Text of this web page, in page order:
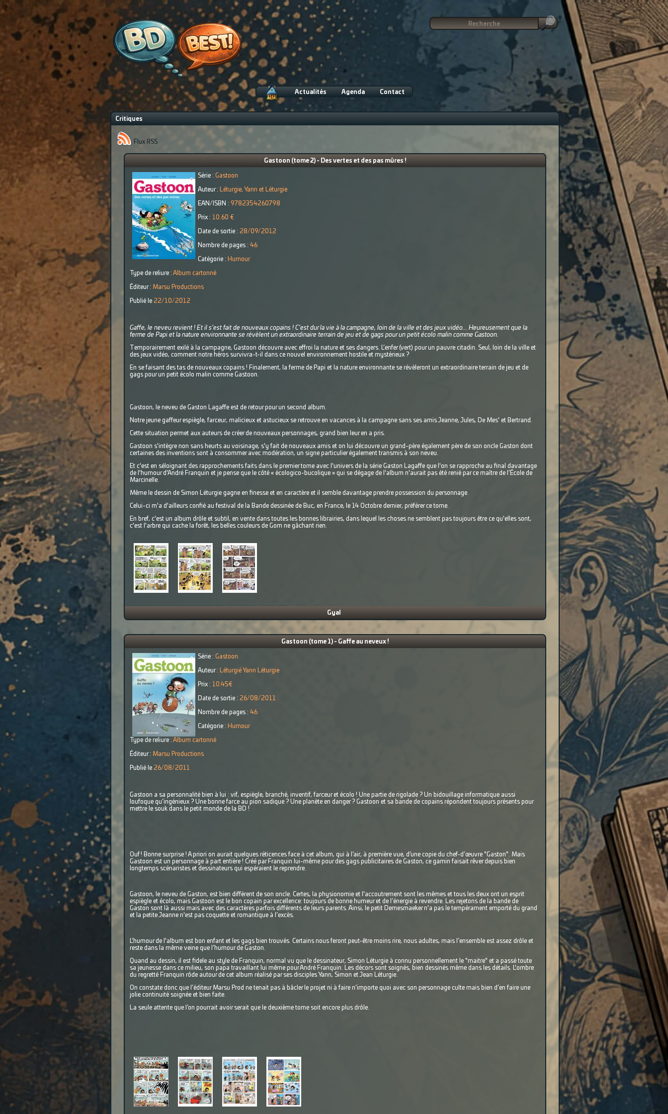
?>
Actualités Agenda Contact
Critiques
Flux RSS
Gastoon (tome 2) - Des vertes et des pas mûres !
Série : Gastoon
Auteur : Léturgie, Yann et Léturgie
EAN/ISBN : 9782354260798
Prix : 10.60 €
Date de sortie : 28/09/2012
Nombre de pages : 46
Catégorie : Humour
Type de reliure : Album cartonné
Éditeur : Marsu Productions
Publié le 22/10/2012
Gaffe, le neveu revient ! Et il s’est fait de nouveaux copains ! C’est dur la vie à la campagne, loin de la ville et des jeux vidéo... Heureusement que la
ferme de Papi et la nature environnante se révèlent un extraordinaire terrain de jeu et de gags pour un petit écolo malin comme Gastoon.
Temporairement exilé à la campagne, Gastoon découvre avec effroi la nature et ses dangers. L’enfer (vert) pour un pauvre citadin. Seul, loin de la ville et
des jeux vidéo, comment notre héros survivra-t-il dans ce nouvel environnement hostile et mystérieux ?
En se faisant des tas de nouveaux copains ! Finalement, la ferme de Papi et la nature environnante se révèleront un extraordinaire terrain de jeu et de
gags pour un petit écolo malin comme Gastoon.
Gastoon, le neveu de Gaston Lagaffe est de retour pour un second album.
Notre jeune gaffeur espiègle, farceur, malicieux et astucieux se retrouve en vacances à la campagne sans ses amis Jeanne, Jules, De Mes' et Bertrand.
Cette situation permet aux auteurs de créer de nouveaux personnages, grand bien leur en a pris.
Gastoon s'intègre non sans heurts au voisinage, s'y fait de nouveaux amis et on lui découvre un grand-père également père de son oncle Gaston dont
certaines des inventions sont à consommer avec modération, un signe particulier également transmis à son neveu.
Et c'est en séloignant des rapprochements faits dans le premier tome avec l'univers de la série Gaston Lagaffe que l'on se rapproche au final davantage
de l'humour d'André Franquin et je pense que le côté « écologico-bucolique » qui se dégage de l'album n'aurait pas été renié par ce maître de l’École de
Marcinelle.
Même le dessin de Simon Léturgie gagne en finesse et en caractère et il semble davantage prendre possession du personnage.
Celui-ci m'a d'ailleurs confié au festival de la Bande dessinée de Buc, en France, le 14 Octobre dernier, préférer ce tome.
En bref, c'est un album drôle et subtil, en vente dans toutes les bonnes librairies, dans lequel les choses ne semblent pas toujours être ce qu'elles sont,
c'est l'arbre qui cache la forêt, les belles couleurs de Gom ne gâchant rien.
Gyal
Gastoon (tome 1) - Gaffe au neveux !
Série : Gastoon
Auteur : Léturgié Yann Léturgie
Prix : 10.45€
Date de sortie : 26/08/2011
Nombre de pages : 46
Catégorie : Humour
Type de reliure : Album cartonné
Éditeur : Marsu Productions
Publié le 26/08/2011
Gastoon a sa personnalité bien à lui : vif, espiègle, branché, inventif, farceur et écolo ! Une partie de rigolade ? Un bidouillage informatique aussi
loufoque qu’ingénieux ? Une bonne farce au pion sadique ? Une planète en danger ? Gastoon et sa bande de copains répondent toujours présents pour
mettre le souk dans le petit monde de la BD !
Ouf ! Bonne surprise ! A priori on aurait quelques réticences face à cet album, qui à l’air, à première vue, d’une copie du chef-d’œuvre "Gaston". Mais
Gastoon est un personnage à part entière ! Créé par Franquin lui-même pour des gags publicitaires de Gaston, ce gamin faisait rêver depuis bien
longtemps scénaristes et dessinateurs qui espéraient le reprendre.
Gastoon, le neveu de Gaston, est bien différent de son oncle. Certes, la physionomie et l'accoutrement sont les mêmes et tous les deux ont un esprit
espiègle et écolo, mais Gastoon est le bon copain par excellence: toujours de bonne humeur et de l’énergie à revendre. Les rejetons de la bande de
Gaston sont là aussi mais avec des caractères parfois différents de leurs parents. Ainsi, le petit Demesmaeker n'a pas le tempérament emporté du grand
et la petite Jeanne n'est pas coquette et romantique à l’excès.
L’humour de l'album est bon enfant et les gags bien trouvés. Certains nous feront peut-être moins rire, nous adultes, mais l’ensemble est assez drôle et
reste dans la même veine que l’humour de Gaston.
Quand au dessin, il est fidele au style de Franquin, normal vu que le dessinateur, Simon Léturgie à connu personnellement le "maitre" et a passé toute
sa jeunesse dans ce milieu, son papa travaillant lui même pour André Franquin. Les décors sont soignés, bien dessinés même dans les détails. L'ombre
du regretté Franquin rôde autour de cet album réalisé par ses disciples Yann, Simon et Jean Léturgie.
On constate donc que l’éditeur Marsu Prod ne tenait pas à bâcler le projet ni à faire n’importe quoi avec son personnage culte mais bien d’en faire une
jolie continuité soignée et bien faite.
La seule attente que l’on pourrait avoir serait que le deuxième tome soit encore plus drôle.